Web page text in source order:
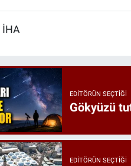
İHA
EDITÖRÜN SEÇTIĞI
Gökyüzü
EDITÖRÜN SEÇTIĞI